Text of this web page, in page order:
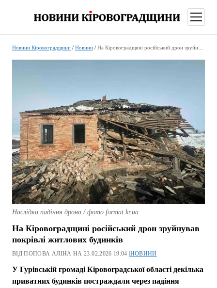
меню
Новини Кіровоградщини/ Новини/ На Кіровоградщині російський дрон зруйнував покрівлі житлових будинків
Наслідки падіння дрона / фото format.kr.ua
На Кіровоградщині російський дрон зруйнував
покрівлі житлових будинків
ВІД ПОПОВА АЛІНА НА 23.02.2026 19:04 | НОВИНИ
У Гурівській громаді Кіровоградської області декілька
приватних будинків постраждали через падіння